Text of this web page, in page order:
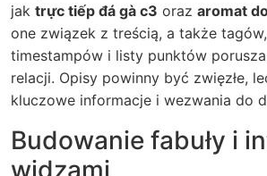
jak trực tiếp đá gà c3 oraz aromat
one związek z treścią, a także
timestampów i listy punktów
relacji. Opisy powinny być zwięzłe,
kluczowe informacje i wezwania do
Budowanie fabuły i
widzami